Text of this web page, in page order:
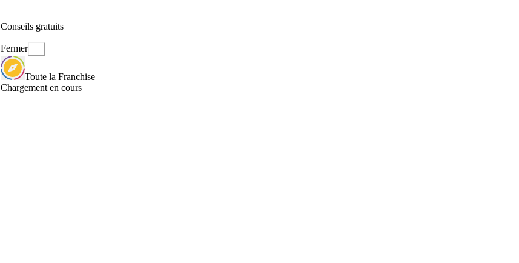
Conseils gratuits
Fermer
Toute la Franchise
Chargement en cours